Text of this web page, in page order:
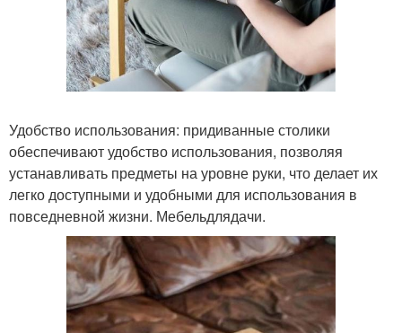
Удобство использования: придиванные столики
обеспечивают удобство использования, позволяя
устанавливать предметы на уровне руки, что делает их
легко доступными и удобными для использования в
повседневной жизни. Мебельдлядачи.